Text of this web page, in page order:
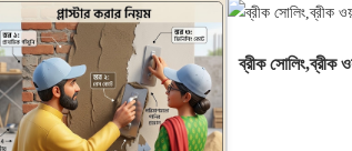
ব্রীক সোলিং,ব্রীক